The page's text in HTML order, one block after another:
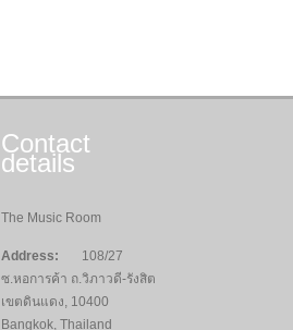
Contact
details
The Music Room
Address:
108/27
ซ.หอการค้า ถ.วิภาวดี-รังสิต
เขตดินแดง, 10400
Bangkok, Thailand